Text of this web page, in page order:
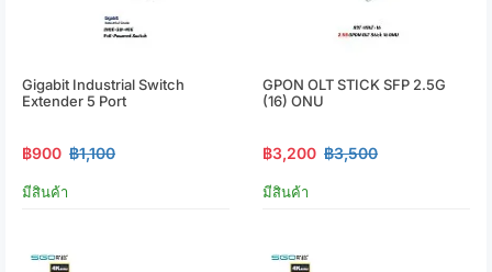
Gigabit Industrial Switch
Extender 5 Port
฿900 ฿1,100
มีสินค้า
GPON OLT STICK SFP 2.5G
(16) ONU
฿3,200 ฿3,500
มีสินค้า